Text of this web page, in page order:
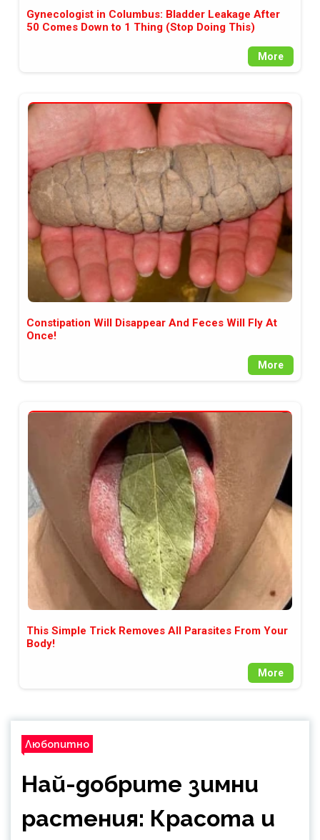
Gynecologist in Columbus: Bladder Leakage After
50 Comes Down to 1 Thing (Stop Doing This)
More
Constipation Will Disappear And Feces Will Fly At
Once!
More
This Simple Trick Removes All Parasites From Your
Body!
More
Любопитно
Най-добрите зимни
растения: Красота и